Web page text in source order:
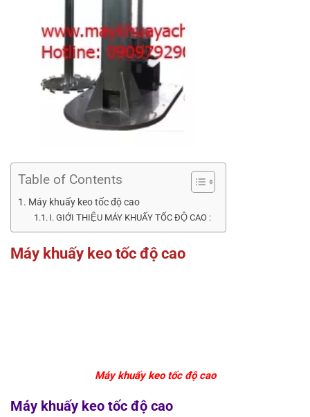
Table of Contents
Máy khuấy keo tốc độ cao
I. GIỚI THIỆU MÁY KHUẤY TỐC ĐỘ CAO :
Máy khuấy keo tốc độ cao
Máy khuấy keo tốc độ cao
Máy khuấy keo tốc độ cao